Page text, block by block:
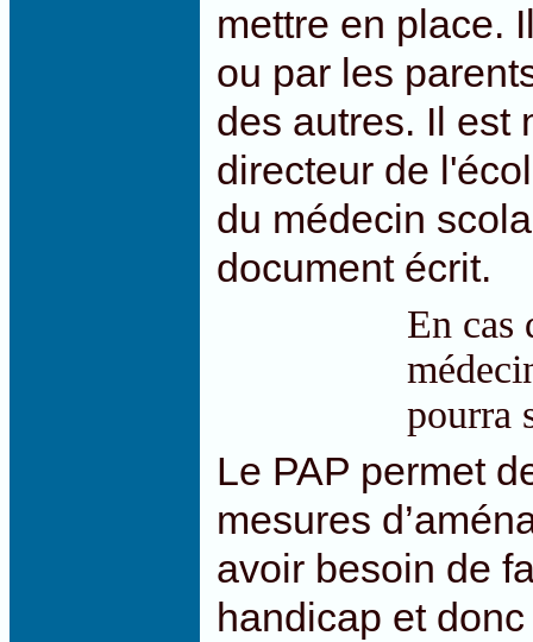
mettre en place.
ou par les
des autres. Il est
directeur de
du médecin
document écrit.
En cas
pourra
Le PAP permet
mesures
avoir besoin de
handicap et